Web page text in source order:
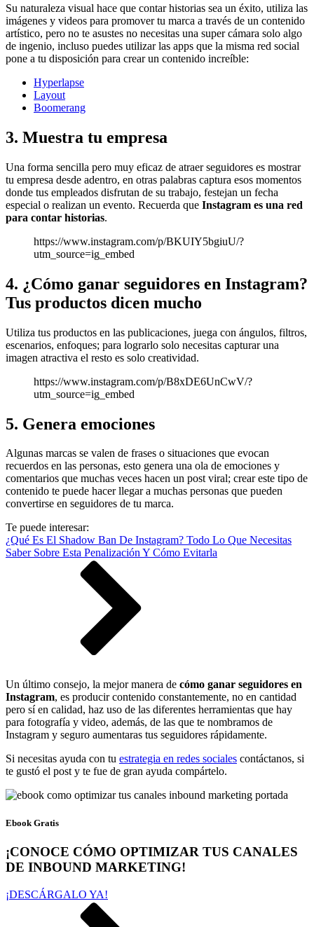
Su naturaleza visual hace que contar historias sea un éxito, utiliza las
imágenes y videos para promover tu marca a través de un contenido
artístico, pero no te asustes no necesitas una super cámara solo algo
de ingenio, incluso puedes utilizar las apps que la misma red social
pone a tu disposición para crear un contenido increíble:
Hyperlapse
Layout
Boomerang
3. Muestra tu empresa
Una forma sencilla pero muy eficaz de atraer seguidores es mostrar
tu empresa desde adentro, en otras palabras captura esos momentos
donde tus empleados disfrutan de su trabajo, festejan un fecha
especial o realizan un evento. Recuerda que Instagram es una red
para contar historias.
https://www.instagram.com/p/BKUIY5bgiuU/?
utm_source=ig_embed
4. ¿Cómo ganar seguidores en Instagram?
Tus productos dicen mucho
Utiliza tus productos en las publicaciones, juega con ángulos, filtros,
escenarios, enfoques; para lograrlo solo necesitas capturar una
imagen atractiva el resto es solo creatividad.
https://www.instagram.com/p/B8xDE6UnCwV/?
utm_source=ig_embed
5. Genera emociones
Algunas marcas se valen de frases o situaciones que evocan
recuerdos en las personas, esto genera una ola de emociones y
comentarios que muchas veces hacen un post viral; crear este tipo de
contenido te puede hacer llegar a muchas personas que pueden
convertirse en seguidores de tu marca.
Te puede interesar:
¿Qué Es El Shadow Ban De Instagram? Todo Lo Que Necesitas
Saber Sobre Esta Penalización Y Cómo Evitarla
Un último consejo, la mejor manera de cómo ganar seguidores en
Instagram, es producir contenido constantemente, no en cantidad
pero sí en calidad, haz uso de las diferentes herramientas que hay
para fotografía y video, además, de las que te nombramos de
Instagram y seguro aumentaras tus seguidores rápidamente.
Si necesitas ayuda con tu estrategia en redes sociales contáctanos, si
te gustó el post y te fue de gran ayuda compártelo.
Ebook Gratis
¡CONOCE CÓMO OPTIMIZAR TUS CANALES
DE INBOUND MARKETING!
¡DESCÁRGALO YA!